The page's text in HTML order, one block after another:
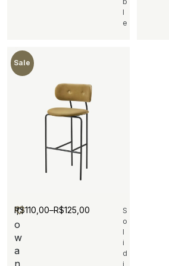
l
e
Sale
T
o
w
a
S
o
l
i
d
i
R$110,00–R$125,00